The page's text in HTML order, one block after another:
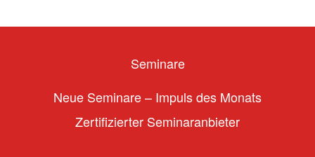
Seminare
Neue Seminare – Impuls des Monats
Zertifizierter Seminaranbieter